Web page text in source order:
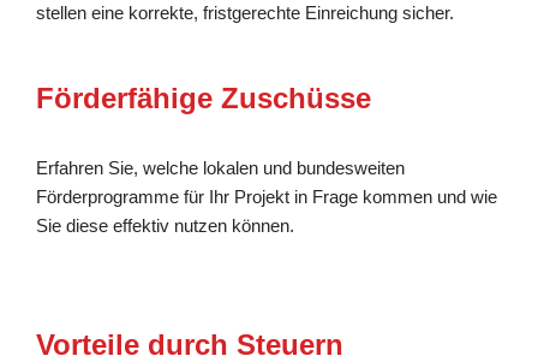
stellen eine korrekte, fristgerechte Einreichung sicher.
Förderfähige Zuschüsse
Erfahren Sie, welche lokalen und bundesweiten
Förderprogramme für Ihr Projekt in Frage kommen und wie
Sie diese effektiv nutzen können.
Vorteile durch Steuern